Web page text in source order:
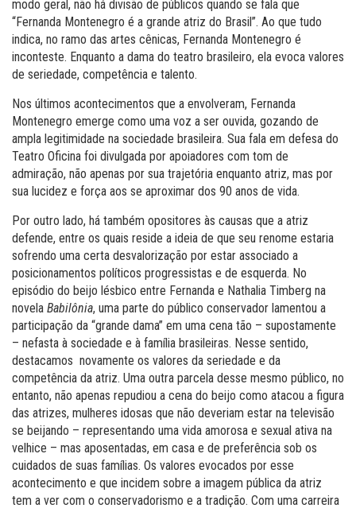
modo geral, não há divisão de públicos quando se fala que
“Fernanda Montenegro é a grande atriz do Brasil”. Ao que tudo
indica, no ramo das artes cênicas, Fernanda Montenegro é
inconteste. Enquanto a dama do teatro brasileiro, ela evoca valores
de seriedade, competência e talento.
Nos últimos acontecimentos que a envolveram, Fernanda
Montenegro emerge como uma voz a ser ouvida, gozando de
ampla legitimidade na sociedade brasileira. Sua fala em defesa do
Teatro Oficina foi divulgada por apoiadores com tom de
admiração, não apenas por sua trajetória enquanto atriz, mas por
sua lucidez e força aos se aproximar dos 90 anos de vida.
Por outro lado, há também opositores às causas que a atriz
defende, entre os quais reside a ideia de que seu renome estaria
sofrendo uma certa desvalorização por estar associado a
posicionamentos políticos progressistas e de esquerda. No
episódio do beijo lésbico entre Fernanda e Nathalia Timberg na
novela Babilônia, uma parte do público conservador lamentou a
participação da “grande dama” em uma cena tão – supostamente
– nefasta à sociedade e à família brasileiras. Nesse sentido,
destacamos novamente os valores da seriedade e da
competência da atriz. Uma outra parcela desse mesmo público, no
entanto, não apenas repudiou a cena do beijo como atacou a figura
das atrizes, mulheres idosas que não deveriam estar na televisão
se beijando – representando uma vida amorosa e sexual ativa na
velhice – mas aposentadas, em casa e de preferência sob os
cuidados de suas famílias. Os valores evocados por esse
acontecimento e que incidem sobre a imagem pública da atriz
tem a ver com o conservadorismo e a tradição. Com uma carreira